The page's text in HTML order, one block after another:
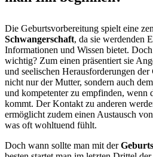
Die Geburtsvorbereitung spielt eine
Schwangerschaft, da sie werdenden
Informationen und Wissen bietet.
wichtig? Zum einen präsentiert sie
und seelischen Herausforderungen der
nicht nur der Mutter, sondern auch
und kompetenter zu empfinden, wenn
kommt. Der Kontakt zu anderen
ermöglicht zudem einen Austausch
was oft wohltuend fühlt.
Doch wann sollte man mit der